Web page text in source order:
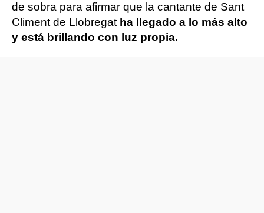
de sobra para afirmar que la cantante de Sant
Climent de Llobregat ha llegado a lo más alto
y está brillando con luz propia.